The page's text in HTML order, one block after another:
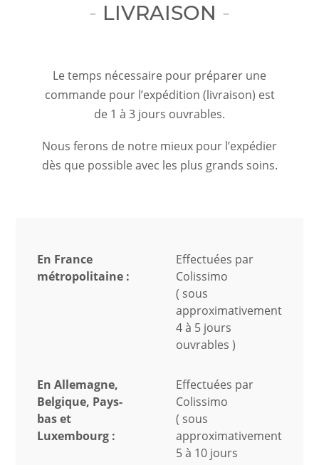
LIVRAISON
Le temps nécessaire pour préparer une
commande pour l’expédition (livraison) est
de 1 à 3 jours ouvrables.
Nous ferons de notre mieux pour l’expédier
dès que possible avec les plus grands soins.
En France
métropolitaine :
Effectuées par
Colissimo
( sous
approximativement
4 à 5 jours
ouvrables )
En Allemagne,
Belgique, Pays-
bas et
Luxembourg :
Effectuées par
Colissimo
( sous
approximativement
5 à 10 jours